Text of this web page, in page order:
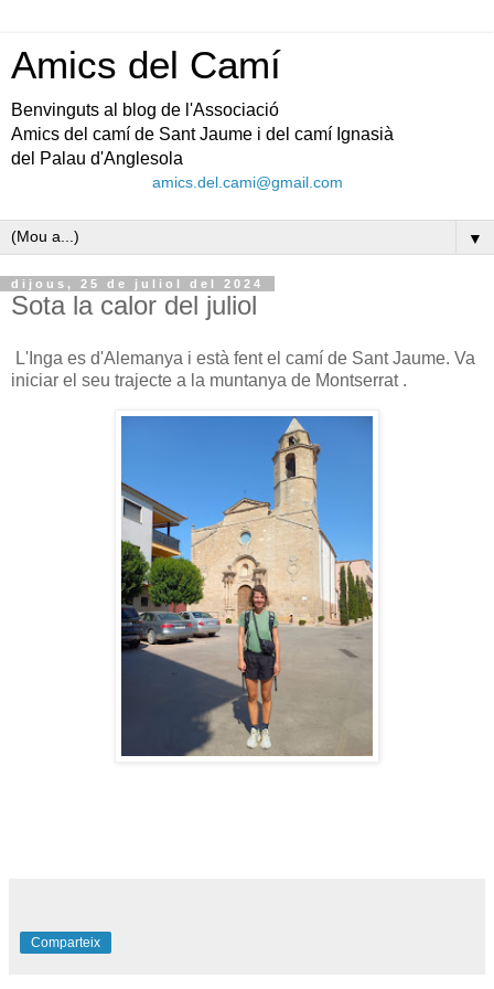
Amics del Camí
Benvinguts al blog de l'Associació
Amics del camí de Sant Jaume i del camí Ignasià
del Palau d'Anglesola
amics.del.cami@gmail.com
▼
dijous, 25 de juliol del 2024
Sota la calor del juliol
L'Inga es d'Alemanya i està fent el camí de Sant Jaume. Va
iniciar el seu trajecte a la muntanya de Montserrat .
Comparteix